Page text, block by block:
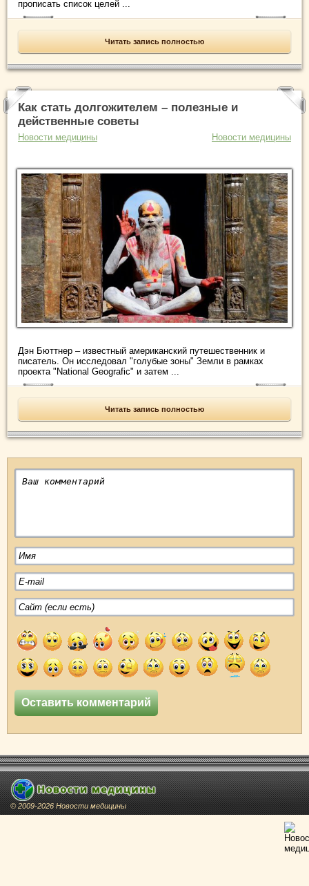
прописать список целей ...
Читать запись полностью
Как стать долгожителем – полезные и
действенные советы
Новости медицины Новости медицины
Дэн Бюттнер – известный американский путешественник и
писатель. Он исследовал "голубые зоны" Земли в рамках
проекта "National Geografic" и затем ...
Читать запись полностью
© 2009-2026 Новости медицины